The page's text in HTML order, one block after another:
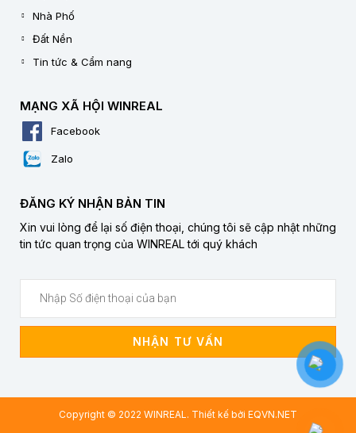
Nhà Phố
Đất Nền
Tin tức & Cẩm nang
MẠNG XÃ HỘI WINREAL
Facebook
Zalo
ĐĂNG KÝ NHẬN BẢN TIN
Xin vui lòng để lại số điện thoại, chúng tôi sẽ cập nhật những
tin tức quan trọng của WINREAL tới quý khách
NHẬN TƯ VẤN
Copyright © 2022 WINREAL. Thiết kế bởi EQVN.NET